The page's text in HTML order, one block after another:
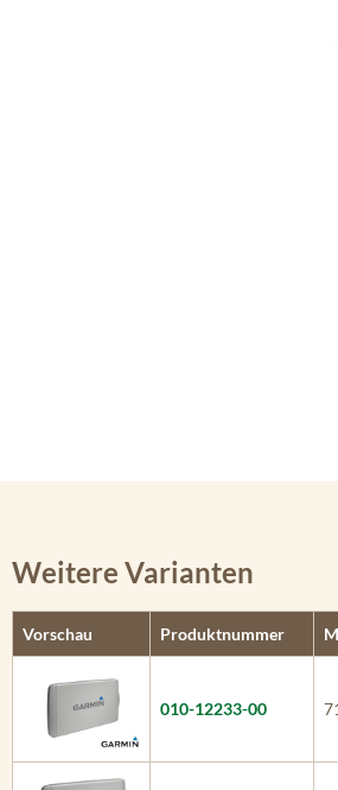
Weitere Varianten
Vorschau Produktnummer
010-12233-00